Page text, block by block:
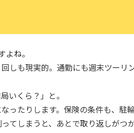
ね。
しも現実的。通勤にも週末ツーリ
いくら？」と。
ったりします。保険の条件も、駐
てしまうと、あとで取り返しがつか